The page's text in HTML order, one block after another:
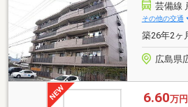
芸備線
その他の交通
築26年2ヶ
広島県
6.60万円